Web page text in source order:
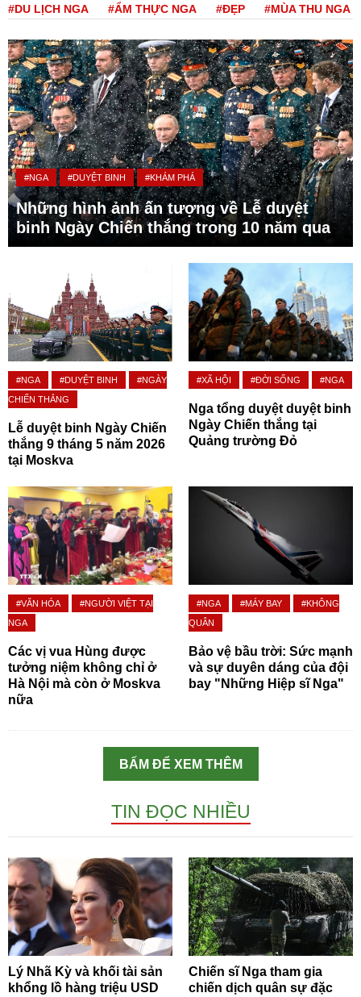
#DU LỊCH NGA #ẨM THỰC NGA #ĐẸP #MÙA THU NGA
#NGA #DUYỆT BINH #KHÁM PHÁ
Những hình ảnh ấn tượng về Lễ duyệt
binh Ngày Chiến thắng trong 10 năm qua
#NGA #DUYỆT BINH
#NGÀY
CHIẾN THẮNG
Lễ duyệt binh Ngày Chiến
thắng 9 tháng 5 năm 2026
tại Moskva
#XÃ HỘI #ĐỜI SỐNG #NGA
Nga tổng duyệt duyệt binh
Ngày Chiến thắng tại
Quảng trường Đỏ
#VĂN HÓA
#NGƯỜI VIỆT TẠI
NGA
Các vị vua Hùng được
tưởng niệm không chỉ ở
Hà Nội mà còn ở Moskva
nữa
#NGA #MÁY BAY
#KHÔNG
QUÂN
Bảo vệ bầu trời: Sức mạnh
và sự duyên dáng của đội
bay "Những Hiệp sĩ Nga"
BẤM ĐỂ XEM THÊM
TIN ĐỌC NHIỀU
Lý Nhã Kỳ và khối tài sản
khổng lồ hàng triệu USD
Chiến sĩ Nga tham gia
chiến dịch quân sự đặc